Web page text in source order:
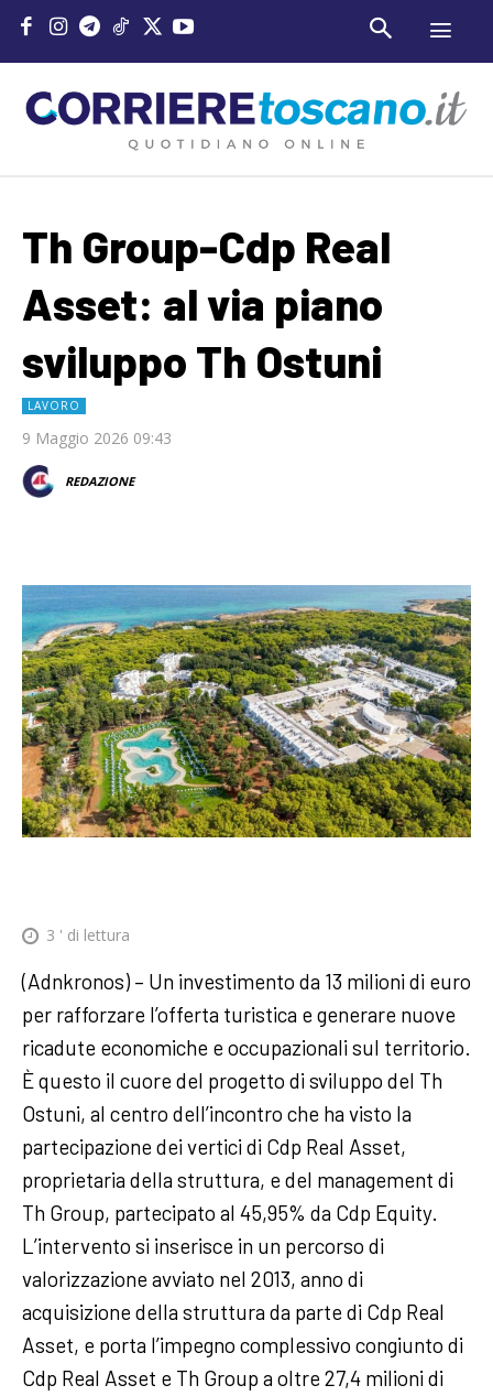
Th Group-Cdp Real
Asset: al via piano
sviluppo Th Ostuni
LAVORO
9 Maggio 2026 09:43
REDAZIONE
3 ' di lettura
(Adnkronos) – Un investimento da 13 milioni di euro
per rafforzare l’offerta turistica e generare nuove
ricadute economiche e occupazionali sul territorio.
È questo il cuore del progetto di sviluppo del Th
Ostuni, al centro dell’incontro che ha visto la
partecipazione dei vertici di Cdp Real Asset,
proprietaria della struttura, e del management di
Th Group, partecipato al 45,95% da Cdp Equity.
L’intervento si inserisce in un percorso di
valorizzazione avviato nel 2013, anno di
acquisizione della struttura da parte di Cdp Real
Asset, e porta l’impegno complessivo congiunto di
Cdp Real Asset e Th Group a oltre 27,4 milioni di